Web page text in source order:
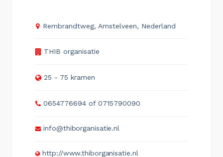
Rembrandtweg, Amstelveen, Nederland
THIB organisatie
25 - 75 kramen
0654776694 of 0715790090
info@thiborganisatie.nl
http://www.thiborganisatie.nl